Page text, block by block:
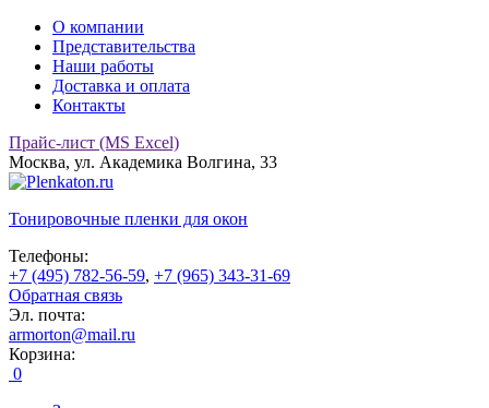
О компании
Представительства
Наши работы
Доставка и оплата
Контакты
Прайс-лист (MS Excel)
Москва, ул. Академика Волгина, 33
Тонировочные пленки для окон
Телефоны:
+7 (495) 782-56-59, +7 (965) 343-31-69
Обратная связь
Эл. почта:
armorton@mail.ru
Корзина:
0